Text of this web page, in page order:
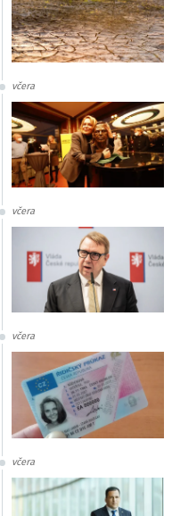
včera
včera
včera
včera